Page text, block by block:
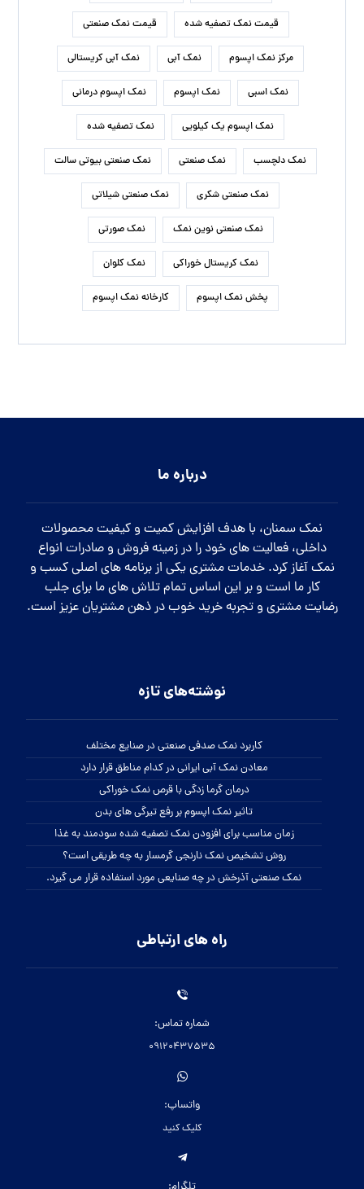
قیمت نمک تصفیه شده قیمت نمک صنعتی
مرکز نمک اپسوم نمک آبی نمک آبی کریستالی
نمک اسبی نمک اپسوم نمک اپسوم درمانی
نمک اپسوم یک کیلویی نمک تصفیه شده
نمک دلچسب نمک صنعتی نمک صنعتی بیوتی سالت
نمک صنعتی شکری نمک صنعتی شیلاتی
نمک صنعتی نوین نمک نمک صورتی
نمک کریستال خوراکی نمک کلوان
پخش نمک اپسوم کارخانه نمک اپسوم
درباره ما
نمک سمنان، با هدف افزایش کمیت و کیفیت محصولات
داخلی، فعالیت های خود را در زمینه فروش و صادرات انواع
نمک آغاز کرد. خدمات مشتری یکی از برنامه های اصلی کسب و
کار ما است و بر این اساس تمام تلاش های ما برای جلب
رضایت مشتری و تجربه خرید خوب در ذهن مشتریان عزیز است.
نوشته‌های تازه
کاربرد نمک صدفی صنعتی در صنایع مختلف
معادن نمک آبی ایرانی در کدام مناطق قرار دارد
درمان گرما زدگی با قرص نمک خوراکی
تاثیر نمک اپسوم بر رفع تیرگی های بدن
زمان مناسب برای افزودن نمک تصفیه شده سودمند به غذا
روش تشخیص نمک نارنجی گرمسار به چه طریقی است؟
نمک صنعتی آذرخش در چه صنایعی مورد استفاده قرار می گیرد.
راه های ارتباطی
شماره تماس:
09120437535
واتساپ:
کلیک کنید